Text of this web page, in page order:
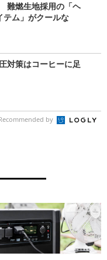
難燃生地採用の「ヘ
テム」がクールな
対策はコーヒーに足
by